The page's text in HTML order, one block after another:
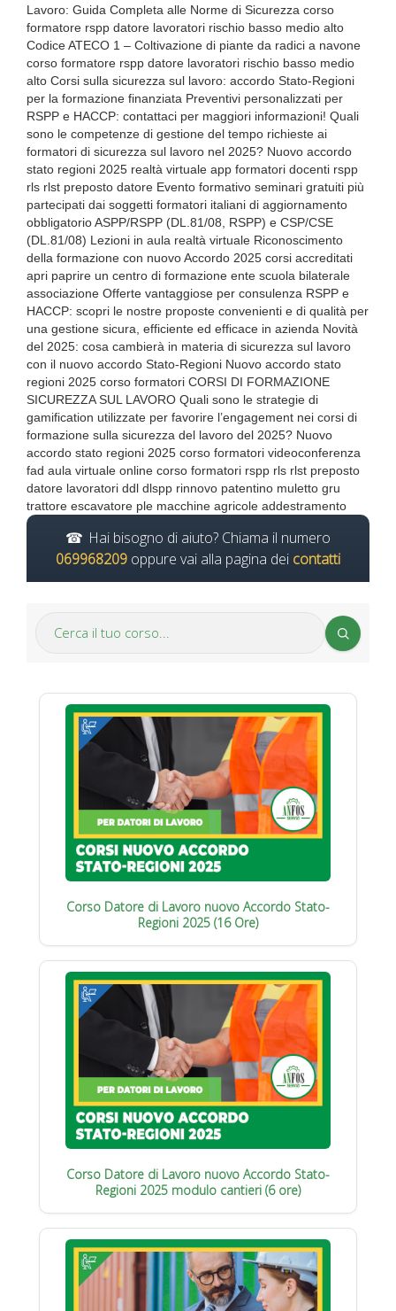
Lavoro: Guida Completa alle Norme di Sicurezza corso
formatore rspp datore lavoratori rischio basso medio alto
Codice ATECO 1 – Coltivazione di piante da radici a navone
corso formatore rspp datore lavoratori rischio basso medio
alto Corsi sulla sicurezza sul lavoro: accordo Stato-Regioni
per la formazione finanziata Preventivi personalizzati per
RSPP e HACCP: contattaci per maggiori informazioni! Quali
sono le competenze di gestione del tempo richieste ai
formatori di sicurezza sul lavoro nel 2025? Nuovo accordo
stato regioni 2025 realtà virtuale app formatori docenti rspp
rls rlst preposto datore Evento formativo seminari gratuiti più
partecipati dai soggetti formatori italiani di aggiornamento
obbligatorio ASPP/RSPP (DL.81/08, RSPP) e CSP/CSE
(DL.81/08) Lezioni in aula realtà virtuale Riconoscimento
della formazione con nuovo Accordo 2025 corsi accreditati
apri paprire un centro di formazione ente scuola bilaterale
associazione Offerte vantaggiose per consulenza RSPP e
HACCP: scopri le nostre proposte convenienti e di qualità per
una gestione sicura, efficiente ed efficace in azienda Novità
del 2025: cosa cambierà in materia di sicurezza sul lavoro
con il nuovo accordo Stato-Regioni Nuovo accordo stato
regioni 2025 corso formatori CORSI DI FORMAZIONE
SICUREZZA SUL LAVORO Quali sono le strategie di
gamification utilizzate per favorire l’engagement nei corsi di
formazione sulla sicurezza del lavoro del 2025? Nuovo
accordo stato regioni 2025 corso formatori videoconferenza
fad aula virtuale online corso formatori rspp rls rlst preposto
datore lavoratori ddl dlspp rinnovo patentino muletto gru
trattore escavatore ple macchine agricole addestramento
Hai bisogno di aiuto? Chiama il numero
069968209 oppure vai alla pagina dei contatti
Corso Datore di Lavoro nuovo Accordo Stato-
Regioni 2025 (16 Ore)
Corso Datore di Lavoro nuovo Accordo Stato-
Regioni 2025 modulo cantieri (6 ore)